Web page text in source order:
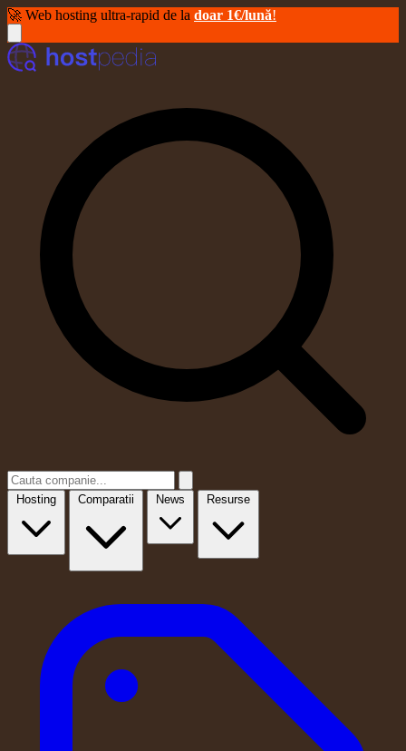
🚀 Web hosting ultra-rapid de la doar 1€/lună!
Hosting Comparatii News Resurse